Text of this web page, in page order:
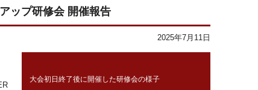
ップ研修会 開催報告
2025年7月11日
大会初日終了後に開催した研修会の様子